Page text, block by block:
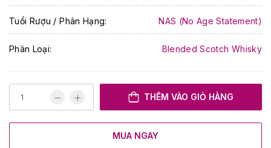
Tuổi Rượu / Phân Hạng: NAS (No Age Statement)
Phân Loại: Blended Scotch Whisky
THÊM VÀO GIỎ HÀNG
MUA NGAY